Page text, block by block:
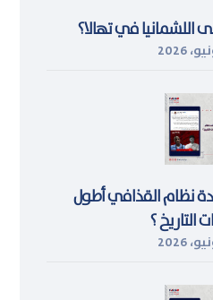
اللشمانيا في تهالا؟
نظام القذافي أطول
التاريخ ؟